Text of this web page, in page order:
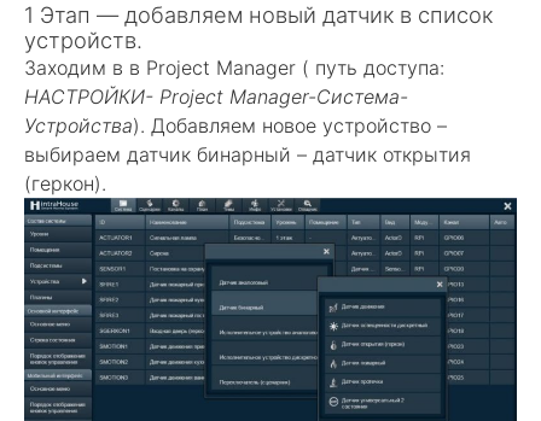
1 Этап — добавляем новый датчик в список
устройств.
Заходим в в Project Manager ( путь доступа:
НАСТРОЙКИ- Project Manager-Система-
Устройства). Добавляем новое устройство –
выбираем датчик бинарный – датчик открытия
(геркон).